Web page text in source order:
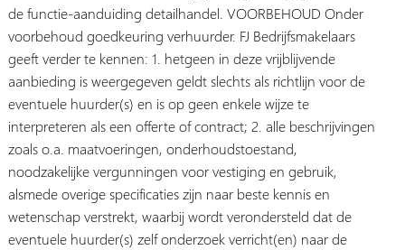
de functie-aanduiding detailhandel. VOORBEHOUD Onder
voorbehoud goedkeuring verhuurder. FJ Bedrijfsmakelaars
geeft verder te kennen: 1. hetgeen in deze vrijblijvende
aanbieding is weergegeven geldt slechts als richtlijn voor de
eventuele huurder(s) en is op geen enkele wijze te
interpreteren als een offerte of contract; 2. alle beschrijvingen
zoals o.a. maatvoeringen, onderhoudstoestand,
noodzakelijke vergunningen voor vestiging en gebruik,
alsmede overige specificaties zijn naar beste kennis en
wetenschap verstrekt, waarbij wordt verondersteld dat de
eventuele huurder(s) zelf onderzoek verricht(en) naar de